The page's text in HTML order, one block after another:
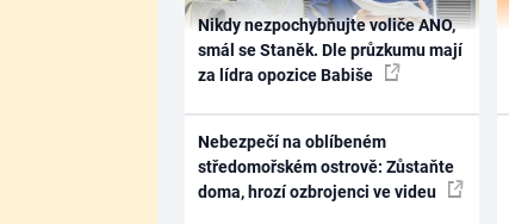
Nikdy nezpochybňujte voliče ANO,
smál se Staněk. Dle průzkumu mají
za lídra opozice Babiše
Nebezpečí na oblíbeném
středomořském ostrově: Zůstaňte
doma, hrozí ozbrojenci ve videu